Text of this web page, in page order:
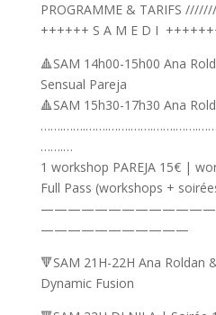
PROGRAMME & TARIFS
++++++ S A M E D I
🔺SAM 14h00-15h00 Ana
Sensual Pareja
🔺SAM 15h30-17h30 Ana
…….…
1 workshop PAREJA 15€ |
Full Pass (workshops +
———————————
🔻SAM 21H-22H Ana Roldan
Dynamic Fusion